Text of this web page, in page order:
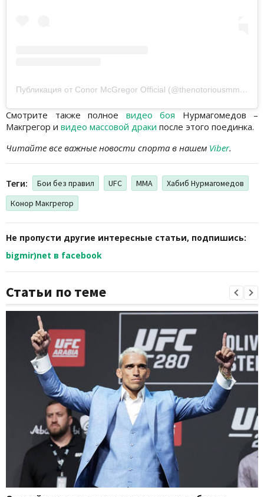
Публикация от Conor McGregor Official (@thenotoriousmma)
Смотрите также полное видео боя Нурмагомедов –
Макгрегор и видео массовой драки после этого поединка.
Читайте все важные новости спорта в нашем Viber.
Теги: Бои без правил UFC MMA
Хабиб Нурмагомедов
Конор Макгрегор
Не пропусти другие интересные статьи, подпишись:
bigmir)net в facebook
Статьи по теме